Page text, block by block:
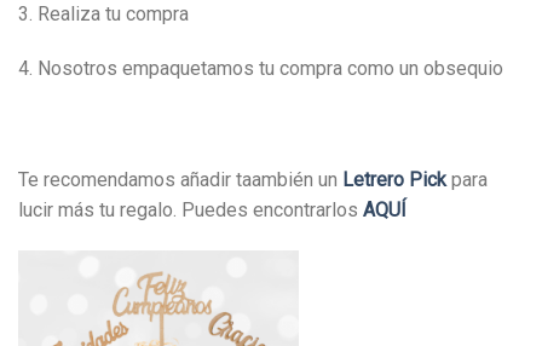
3. Realiza tu compra
4. Nosotros empaquetamos tu compra como un obsequio
Te recomendamos añadir taambién un Letrero Pickpara
lucir más tu regalo. Puedes encontrarlos AQUÍ